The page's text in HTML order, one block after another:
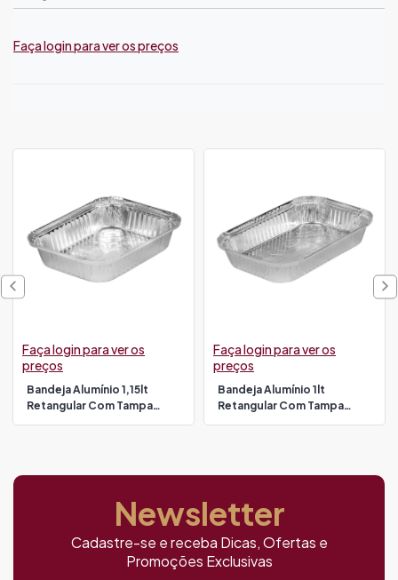
Faça login para ver os preços
Bandeja Alumínio 1,15lt
Retangular Com Tampa
Faça login para ver os
preços
Bandeja Alumínio 1lt
Retangular Com Tampa
Faça login para ver os
preços
Newsletter
Cadastre-se e receba Dicas, Ofertas e
Promoções Exclusivas